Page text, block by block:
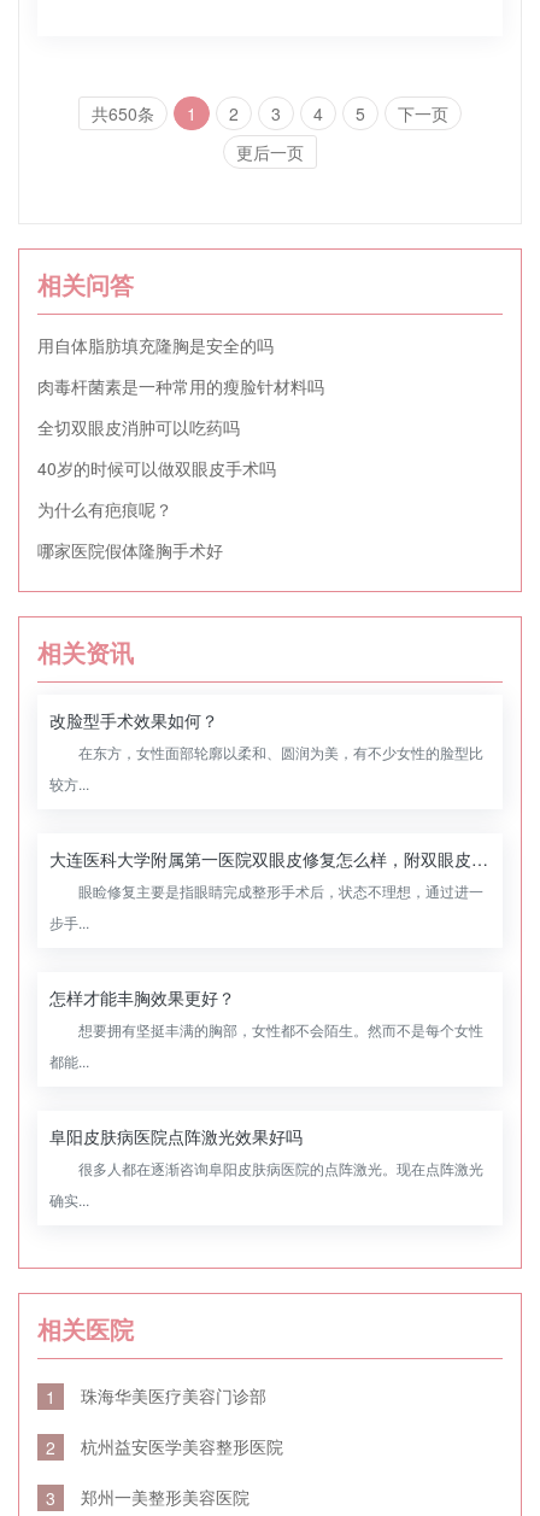
共650条 1 2 3 4 5
下一页
更后一页
相关问答
用自体脂肪填充隆胸是安全的吗
肉毒杆菌素是一种常用的瘦脸针材料吗
全切双眼皮消肿可以吃药吗
40岁的时候可以做双眼皮手术吗
为什么有疤痕呢？
哪家医院假体隆胸手术好
相关资讯
改脸型手术效果如何？
在东方，女性面部轮廓以柔和、圆润为美，有不少女性的脸型比
较方...
大连医科大学附属第一医院双眼皮修复怎么样，附双眼皮修复案例
眼睑修复主要是指眼睛完成整形手术后，状态不理想，通过进一
步手...
怎样才能丰胸效果更好？
想要拥有坚挺丰满的胸部，女性都不会陌生。然而不是每个女性
都能...
阜阳皮肤病医院点阵激光效果好吗
很多人都在逐渐咨询阜阳皮肤病医院的点阵激光。现在点阵激光
确实...
相关医院
1 珠海华美医疗美容门诊部
2 杭州益安医学美容整形医院
3 郑州一美整形美容医院